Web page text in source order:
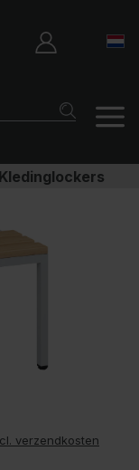
Kledinglockers
verzendkosten